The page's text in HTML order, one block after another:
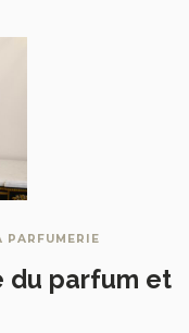
PARFUMERIE
du parfum et